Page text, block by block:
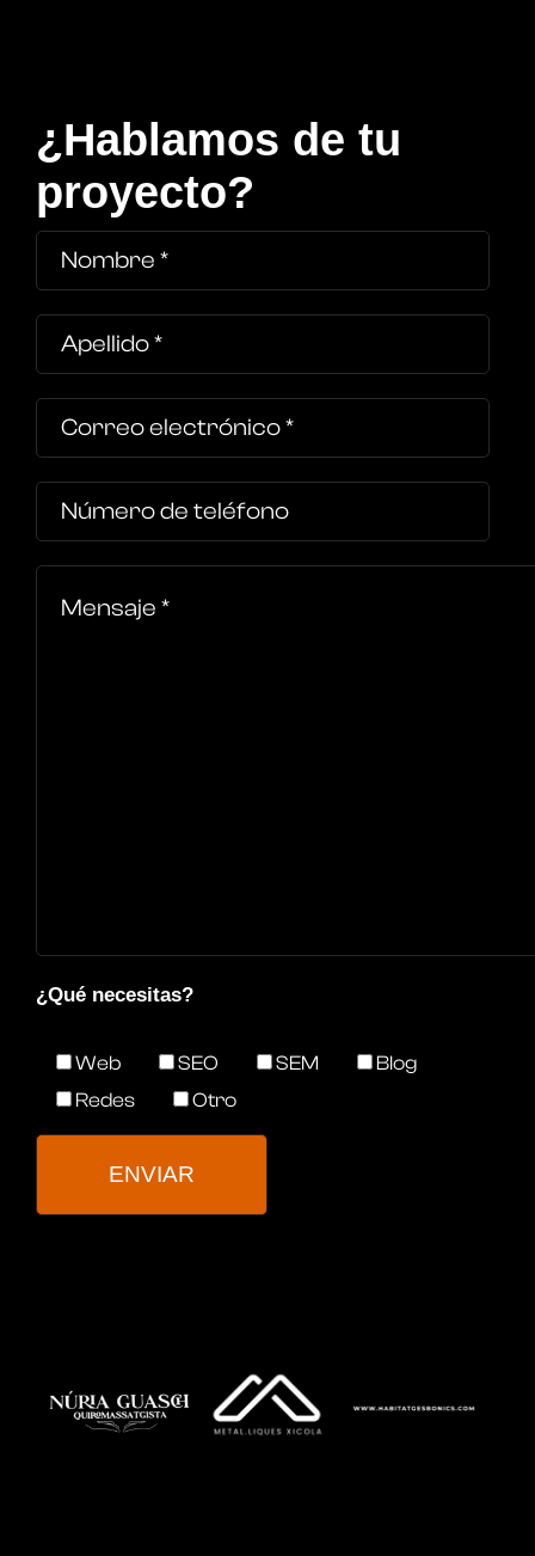
¿Hablamos de tu
proyecto?
¿Qué necesitas?
Web SEO SEM
Blog
Redes
Otro